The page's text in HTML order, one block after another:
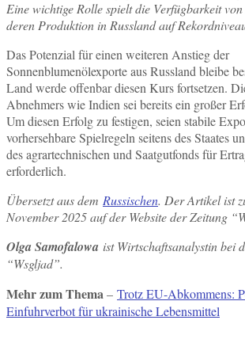
Eine wichtige Rolle spielt die Verfügbarkeit
deren Produktion in Russland auf
Das Potenzial für einen weiteren Anstieg der
Sonnenblumenölexporte aus Russland bleibe
Land werde offenbar diesen Kurs fortsetzen.
Abnehmers wie Indien sei bereits ein großer
Um diesen Erfolg zu festigen, seien stabile
vorhersehbare Spielregeln seitens des Staates
des agrartechnischen und Saatgutfonds für
erforderlich.
Übersetzt aus dem Russischen. Der Artikel ist
November 2025 auf der Website der Zeitung
Olga Samofalowa ist Wirtschaftsanalystin bei
“Wsgljad”.
Mehr zum Thema– Trotz EU-Abkommens:
Einfuhrverbot für ukrainische Lebensmittel